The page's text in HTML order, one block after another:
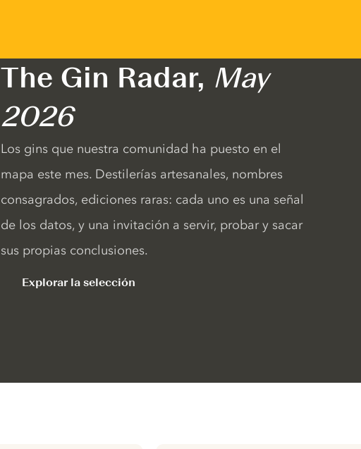
The Gin Radar, May
2026
Los gins que nuestra comunidad ha puesto en el
mapa este mes. Destilerías artesanales, nombres
consagrados, ediciones raras: cada uno es una señal
de los datos, y una invitación a servir, probar y sacar
sus propias conclusiones.
Explorar la selección